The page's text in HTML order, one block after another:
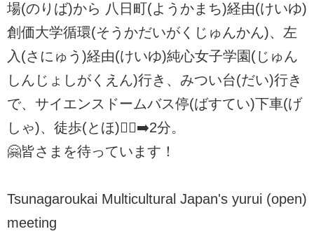
場(のりば)から 八日町(ようかまち)経由(けいゆ)
創価大学循環(そうかだいがくじゅんかん)、左
入(さにゅう)経由(けいゆ)純心女子学園(じゅん
しんじょしがくえん)行き、みつい台(だい)行き
で、サイエンスドームバス停(ばすてい)下車(げ
しゃ)、徒歩(とほ)🚶‍♀️‍➡️2分。
🤗皆さまを待っています！
Tsunagaroukai Multicultural Japan's yurui (open)
meeting